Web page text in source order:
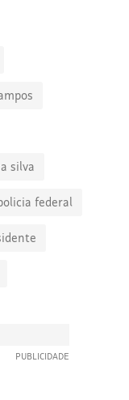
silva
federal